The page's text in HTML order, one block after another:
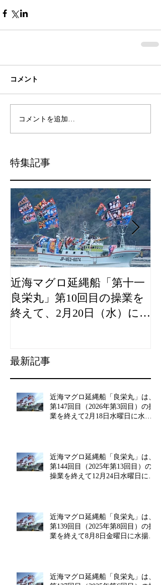
コメント
コメントを追加…
特集記事
近海マグロ延縄船「第十一
良栄丸」第10回目の操業を
終えて、2月20日（水）に水
最新記事
近海マグロ延縄船「良栄丸」は、
第147回目（2026年第3回目）の操
業を終えて2月18日水曜日に水揚
近海マグロ延縄船「良栄丸」は、
第144回目（2025年第13回目）の
操業を終えて12月24日水曜日に水
近海マグロ延縄船「良栄丸」は、
第139回目（2025年第8回目）の操
業を終えて8月8日金曜日に水揚げ
近海マグロ延縄船「良栄丸」は、